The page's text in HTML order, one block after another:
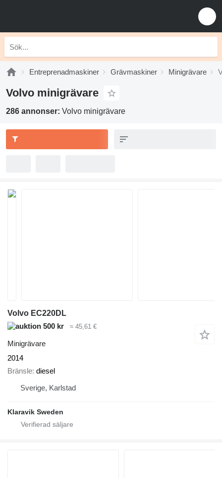
Entreprenadmaskiner Grävmaskiner Minigrävare
Volvo minigrävare
286 annonser: Volvo minigrävare
Volvo EC220DL
500 kr
≈ 45,61 €
Minigrävare
2014
Bränsle diesel
Sverige, Karlstad
Klaravik Sweden